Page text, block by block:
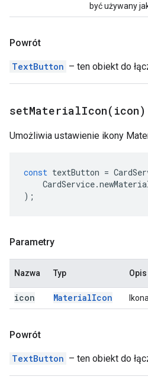
być używany
Powrót
TextButton – ten obiekt do
setMaterialIcon( icon)
Umożliwia ustawienie ikony
const textButton =
CardService.
);
Parametry
Nazwa Typ Opis
icon MaterialIcon
Powrót
TextButton – ten obiekt do